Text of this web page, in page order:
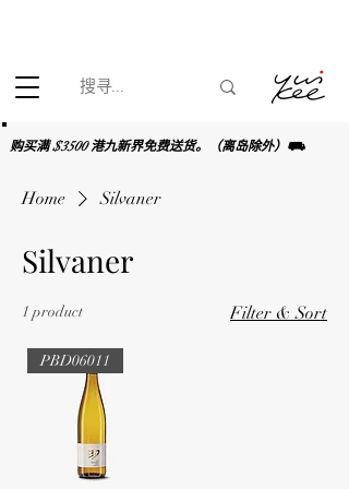
购买满 $3500 港九新界免费送货。（离岛除外）⛟
Home Silvaner
Silvaner
1 product Filter & Sort
PBD06011